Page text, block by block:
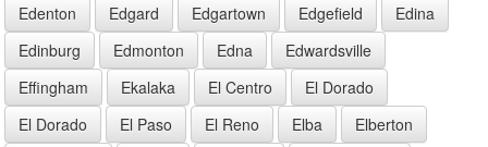
Edenton
Edgard Edgartown Edgefield
Edina
Edinburg
Edmonton Edna
Edwardsville
Effingham
Ekalaka El Centro
El Dorado
El Dorado
El Paso El Reno Elba
Elberton